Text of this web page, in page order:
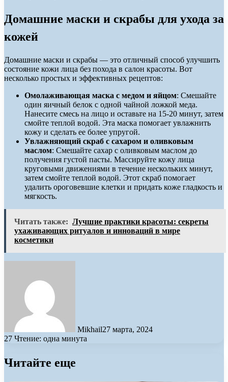
Домашние маски и скрабы для ухода за
кожей
Домашние маски и скрабы — это отличный способ улучшить
состояние кожи лица без похода в салон красоты. Вот
несколько простых и эффективных рецептов:
Омолаживающая маска с медом и яйцом: Смешайте
один яичный белок с одной чайной ложкой меда.
Нанесите смесь на лицо и оставьте на 15-20 минут, затем
смойте теплой водой. Эта маска помогает увлажнить
кожу и сделать ее более упругой.
Увлажняющий скраб с сахаром и оливковым
маслом: Смешайте сахар с оливковым маслом до
получения густой пасты. Массируйте кожу лица
круговыми движениями в течение нескольких минут,
затем смойте теплой водой. Этот скраб помогает
удалить ороговевшие клетки и придать коже гладкость и
мягкость.
Читать также: Лучшие практики красоты: секреты
ухаживающих ритуалов и инноваций в мире
косметики
Mikhail27 марта, 2024
27 Чтение: одна минута
Читайте еще